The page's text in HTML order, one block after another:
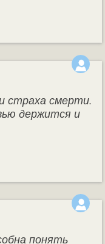
страха смерти.
держится и
понять